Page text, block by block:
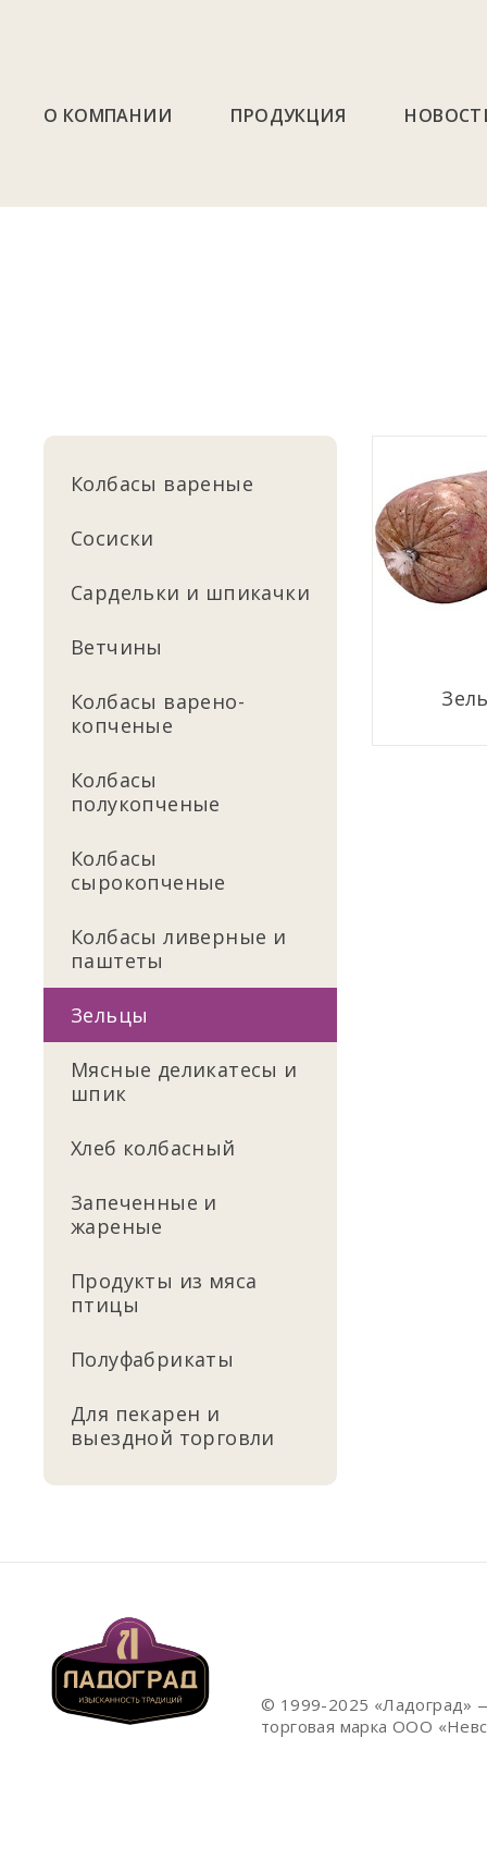
О КОМПАНИИ ПРОДУКЦИЯ
Колбасы вареные
Сосиски
Сардельки и шпикачки
Ветчины
Колбасы варено-
копченые
Колбасы
полукопченые
Колбасы
сырокопченые
Колбасы ливерные и
паштеты
Зельцы
Мясные деликатесы и
шпик
Хлеб колбасный
Запеченные и
жареные
Продукты из мяса
птицы
Полуфабрикаты
Для пекарен и
выездной торговли
© 1999-2025 «Ладоград»
торговая марка ООО